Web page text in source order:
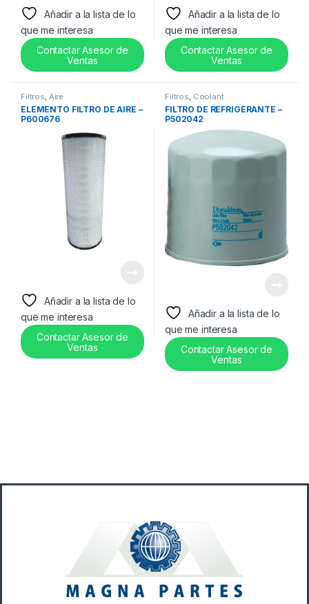
Añadir a la lista de lo
que me interesa
Contactar Asesor de
Ventas
Añadir a la lista de lo
que me interesa
Contactar Asesor de
Ventas
Filtros, Aire
ELEMENTO FILTRO DE AIRE –
P600676
Añadir a la lista de lo
que me interesa
Contactar Asesor de
Ventas
Filtros, Coolant
FILTRO DE REFRIGERANTE –
P502042
Añadir a la lista de lo
que me interesa
Contactar Asesor de
Ventas